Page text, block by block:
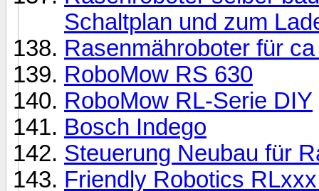
Schaltplan und zum
Rasenmähroboter für ca
RoboMow RS 630
RoboMow RL-Serie DIY
Bosch Indego
Steuerung Neubau für
Friendly Robotics